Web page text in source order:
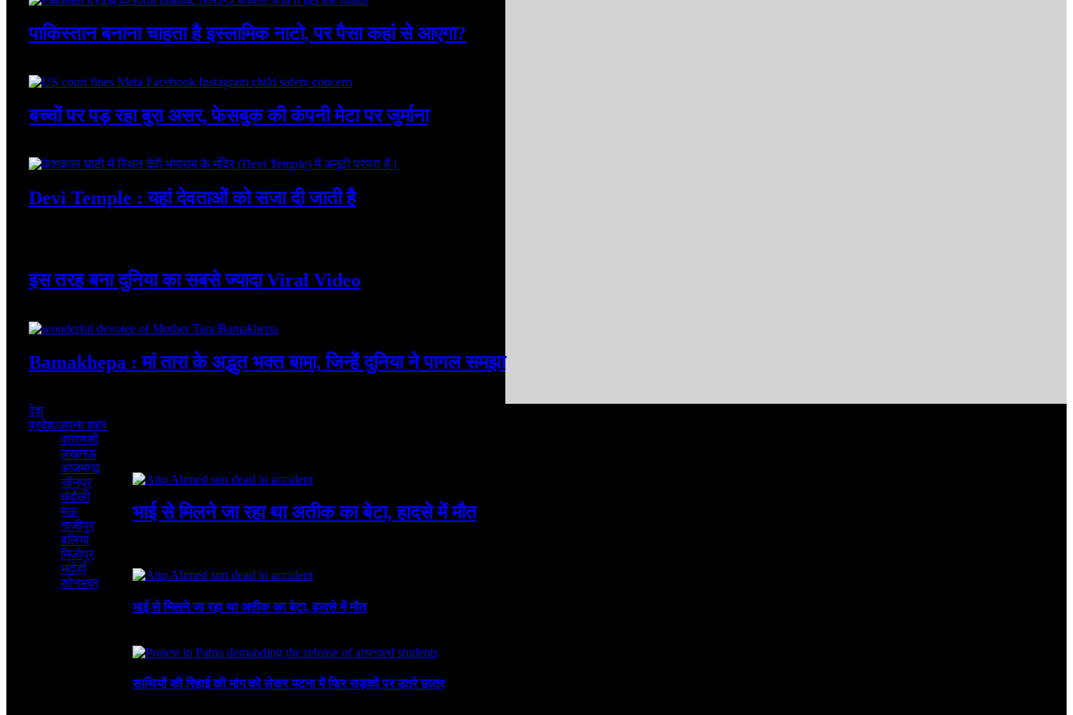
पाकिस्तान बनाना चाहता है इस्लामिक नाटो, पर पैसा कहां से आएगा?
बच्चों पर पड़ रहा बुरा असर, फेसबुक की कंपनी मेटा पर जुर्माना
Devi Temple : यहां देवताओं को सजा दी जाती है
इस तरह बना दुनिया का सबसे ज्यादा Viral Video
Bamakhepa : मां तारा के अद्भुत भक्त बामा, जिन्हें दुनिया ने पागल समझा
देश
प्रदेश/अपना शहर
वाराणसी
लखनऊ
आजमगढ़
जौनपुर
चंदौली
मऊ
गाजीपुर
बलिया
मिर्जापुर
भदोही
सोनभद्र
भाई से मिलने जा रहा था अतीक का बेटा, हादसे में मौत
भाई से मिलने जा रहा था अतीक का बेटा, हादसे में मौत
साथियों की रिहाई की मांग को लेकर पटना में फिर सड़कों पर उतरे छात्र